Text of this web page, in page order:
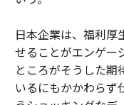
日本企業は、福利厚
せることがエンゲー
ところがそうした期
いるにもかかわらず